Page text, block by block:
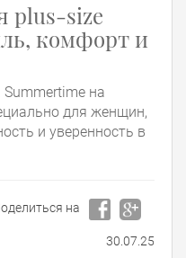
plus-size
комфорт и
на
для женщин,
и уверенность в
на
30.07.25